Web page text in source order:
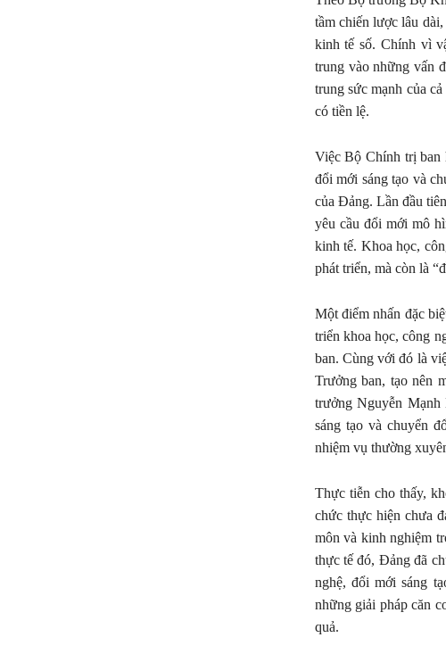
tầm chiến lược lâu
kinh tế số. Chính vì
trung vào những vấn
trung sức mạnh của
có tiền lệ.
Việc Bộ Chính trị ban
đổi mới sáng tạo và
của Đảng. Lần đầu
yêu cầu đổi mới mô
kinh tế. Khoa học,
phát triển, mà còn là
Một điểm nhấn đặc
triển khoa học, công
ban. Cùng với đó là
Trưởng ban, tạo nên
trưởng Nguyễn Mạnh
sáng tạo và chuyển
nhiệm vụ thường
Thực tiễn cho thấy,
chức thực hiện chưa
môn và kinh nghiệm
thực tế đó, Đảng đã
nghệ, đổi mới sáng
những giải pháp căn
quả.